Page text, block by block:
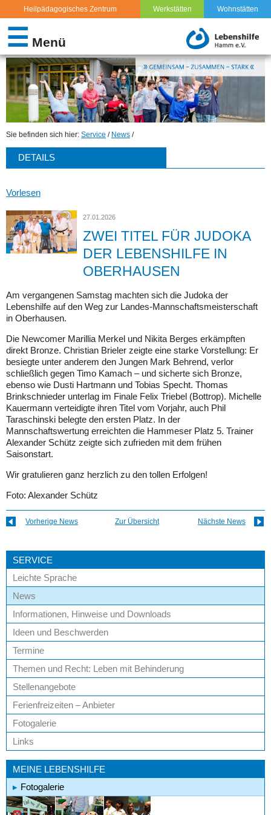
Heilpädagogisches Zentrum Werkstätten Wohnstätten
☰ Menü
IDEEN UND BESCHWERDEN
TERMINE
THEMEN UND RECHT: LEBEN MIT BEHINDERUNG
STELLENANGEBOTE
FERIENFREIZEITEN – ANBIETER
FOTOGALERIE
LINKS
ENGAGEMENT & EHRENAMT
SPENDEN & HELFEN
LEICHTE SPRACHE
Sie befinden sich hier: Service / News /
DETAILS
Vorlesen
27.01.2026
ZWEI TITEL FÜR JUDOKA
DER LEBENSHILFE IN
OBERHAUSEN
Am vergangenen Samstag machten sich die Judoka der
Lebenshilfe auf den Weg zur Landes-Mannschaftsmeisterschaft
in Oberhausen.
Die Newcomer Marillia Merkel und Nikita Berges erkämpften
direkt Bronze. Christian Brieler zeigte eine starke Vorstellung: Er
besiegte unter anderem den Jungen Mark Behrend, verlor
schließlich gegen Timo Kamach – und sicherte sich Bronze,
ebenso wie Dusti Hartmann und Tobias Specht. Thomas
Brinkschnieder unterlag im Finale Felix Triebel (Bottrop). Michelle
Kauermann verteidigte ihren Titel vom Vorjahr, auch Phil
Taraschinski belegte den ersten Platz. In der
Mannschaftswertung erreichten die Hammeser Platz 5. Trainer
Alexander Schütz zeigte sich zufrieden mit dem frühen
Saisonstart.
Wir gratulieren ganz herzlich zu den tollen Erfolgen!
Foto: Alexander Schütz
Vorherige News Zur Übersicht Nächste News
SERVICE
Leichte Sprache
News
Informationen, Hinweise und Downloads
Ideen und Beschwerden
Termine
Themen und Recht: Leben mit Behinderung
Stellenangebote
Ferienfreizeiten – Anbieter
Fotogalerie
Links
MEINE LEBENSHILFE
Fotogalerie